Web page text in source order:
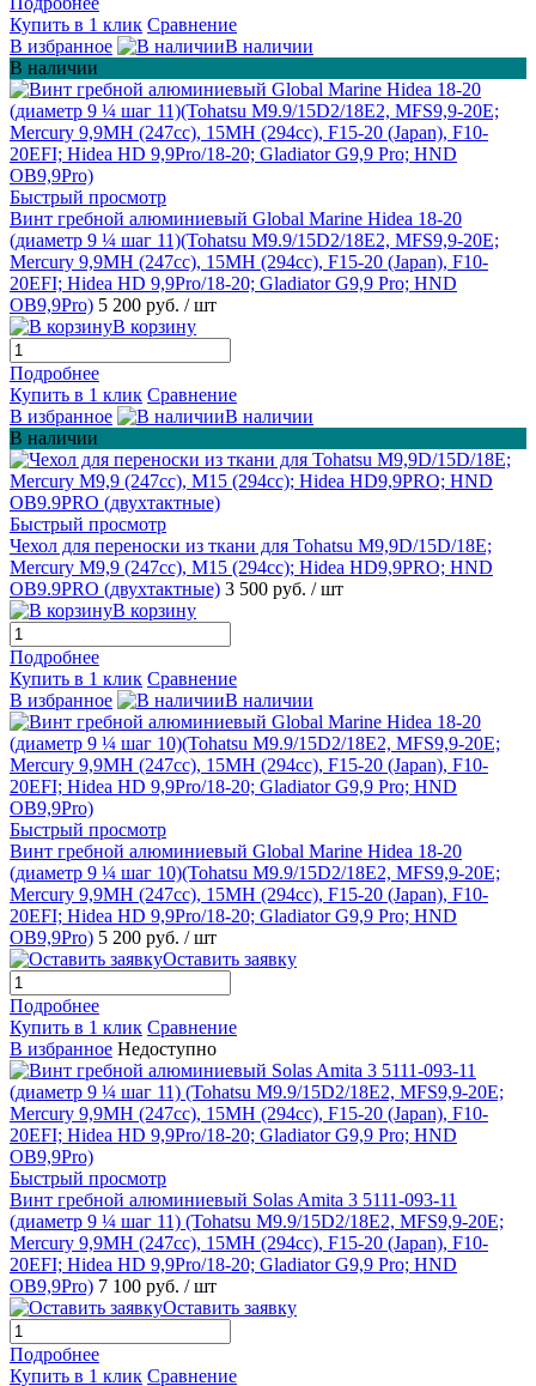
Купить в 1 клик Сравнение
В избранное
В наличии
В наличии
Быстрый просмотр
Винт гребной алюминиевый Global Marine Hidea 18-20
(диаметр 9 ¼ шаг 11)(Tohatsu M9.9/15D2/18E2, MFS9,9-20E;
Mercury 9,9MH (247cc), 15MH (294cc), F15-20 (Japan), F10-
20EFI; Hidea HD 9,9Pro/18-20; Gladiator G9,9 Pro; HND
OB9,9Pro) 5 200 руб. / шт
В корзину
Подробнее
Купить в 1 клик Сравнение
В избранное
В наличии
В наличии
Быстрый просмотр
Чехол для переноски из ткани для Tohatsu M9,9D/15D/18E;
Mercury M9,9 (247сс), М15 (294сс); Hidea HD9,9PRO; HND
OB9.9PRO (двухтактные) 3 500 руб. / шт
В корзину
Подробнее
Купить в 1 клик Сравнение
В избранное
В наличии
Быстрый просмотр
Винт гребной алюминиевый Global Marine Hidea 18-20
(диаметр 9 ¼ шаг 10)(Tohatsu M9.9/15D2/18E2, MFS9,9-20E;
Mercury 9,9MH (247cc), 15MH (294cc), F15-20 (Japan), F10-
20EFI; Hidea HD 9,9Pro/18-20; Gladiator G9,9 Pro; HND
OB9,9Pro) 5 200 руб. / шт
Оставить заявку
Подробнее
Купить в 1 клик Сравнение
В избранное Недоступно
Быстрый просмотр
Винт гребной алюминиевый Solas Amita 3 5111-093-11
(диаметр 9 ¼ шаг 11) (Tohatsu M9.9/15D2/18E2, MFS9,9-20E;
Mercury 9,9MH (247cc), 15MH (294cc), F15-20 (Japan), F10-
20EFI; Hidea HD 9,9Pro/18-20; Gladiator G9,9 Pro; HND
OB9,9Pro) 7 100 руб. / шт
Оставить заявку
Подробнее
Купить в 1 клик Сравнение